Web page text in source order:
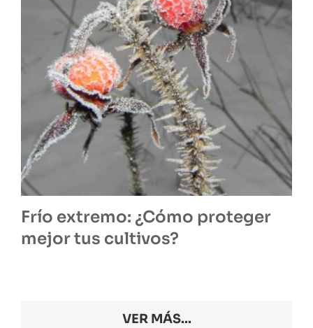
Frío extremo: ¿Cómo proteger
mejor tus cultivos?
VER MÁS...